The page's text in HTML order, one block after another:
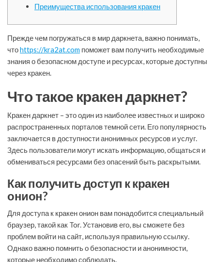
Преимущества использования кракен
Прежде чем погружаться в мир даркнета, важно понимать,
чтоhttps://kra2at.com поможет вам получить необходимые
знания о безопасном доступе и ресурсах, которые доступны
через кракен.
Что такое кракен даркнет?
Кракен даркнет – это один из наиболее известных и широко
распространенных порталов темной сети. Его популярность
заключается в доступности анонимных ресурсов и услуг.
Здесь пользователи могут искать информацию, общаться и
обмениваться ресурсами без опасений быть раскрытыми.
Как получить доступ к кракен
онион?
Для доступа к кракен онион вам понадобится специальный
браузер, такой как Tor. Установив его, вы сможете без
проблем войти на сайт, используя правильную ссылку.
Однако важно помнить о безопасности и анонимности,
которые необходимо соблюдать.